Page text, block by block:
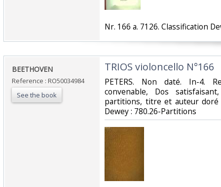
‎Nr. 166 a. 7126. Classification
‎BEETHOVEN‎
Reference : RO50034984
See the book
‎TRIOS violoncello N°166‎
‎PETERS. Non daté. In-4.
convenable, Dos
partitions, titre et auteur doré
Dewey : 780.26-Partitions‎